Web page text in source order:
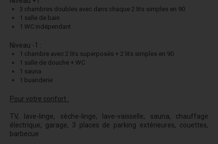
3 chambres doubles avec dans chaque 2 lits simples en 90
1 salle de bain
1 WC indépendant
Niveau -1 :
1 chambre avec 2 lits superposés + 2 lits simples en 90
1 salle de douche + WC
1 sauna
1 buanderie
Pour votre confort :
TV, lave-linge, sèche-linge, lave-vaisselle, sauna, chauffage
électrique, garage, 3 places de parking extérieures, couettes,
barbecue